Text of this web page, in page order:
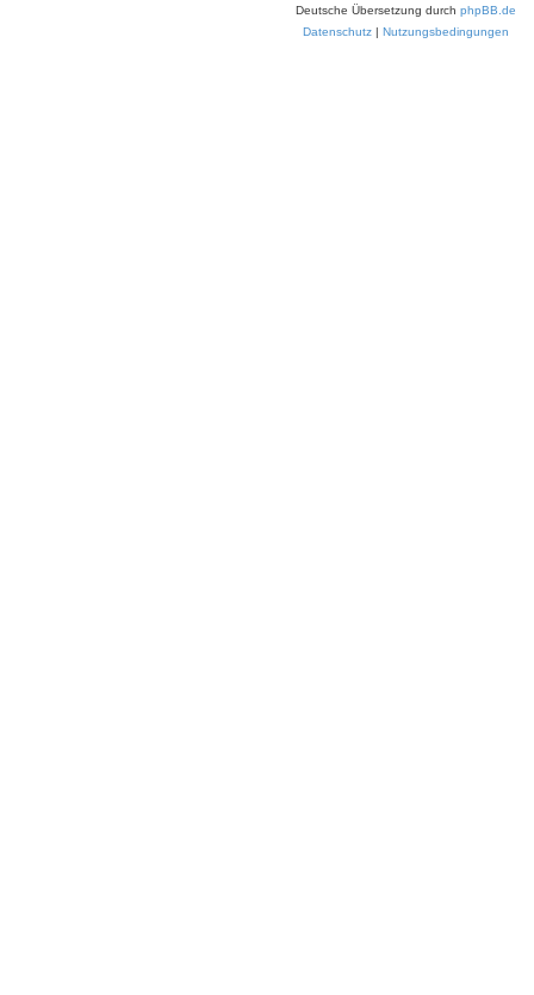
Deutsche Übersetzung durch phpBB.de
Datenschutz
Nutzungsbedingungen